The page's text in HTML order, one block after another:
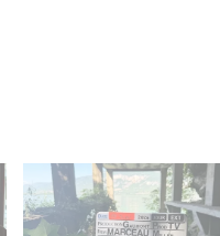
Le tournage de la
mini-série Le Roman